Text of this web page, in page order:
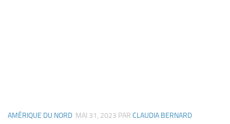
AMÉRIQUE DU NORD MAI 31, 2023 PAR CLAUDIA BERNARD